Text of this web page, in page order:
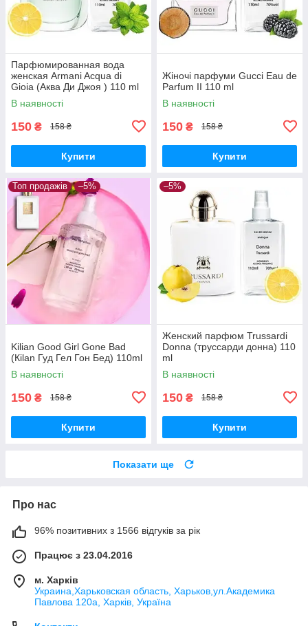
Парфюмированная вода
женская Armani Acqua di
Gioia (Аква Ди Джоя ) 110 ml
В наявності
150 ₴ 158 ₴
Купити
Жіночі парфуми Gucci Eau de
Parfum II 110 ml
В наявності
150 ₴ 158 ₴
Купити
Топ продажів –5%
Kilian Good Girl Gone Bad
(Кilan Гуд Гел Гон Бед) 110ml
В наявності
150 ₴ 158 ₴
Купити
–5%
Женский парфюм Trussardi
Donna (труссарди донна) 110
ml
В наявності
150 ₴ 158 ₴
Купити
Показати ще
Про нас
96% позитивних з 1566 відгуків за рік
Працює з 23.04.2016
м. Харків
Украина,Харьковская область, Харьков,ул.Академика
Павлова 120а, Харків, Україна